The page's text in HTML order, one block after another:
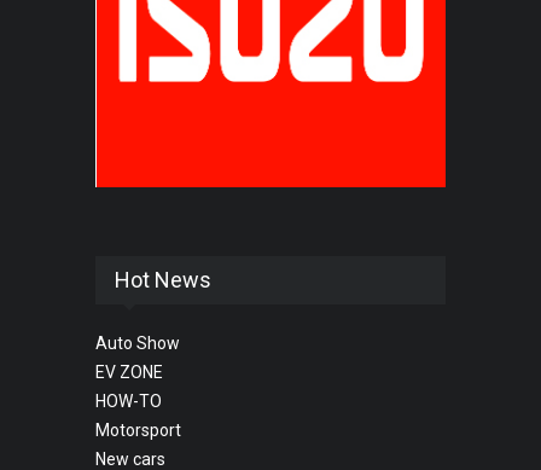
Hot News
Auto Show
EV ZONE
HOW-TO
Motorsport
New cars